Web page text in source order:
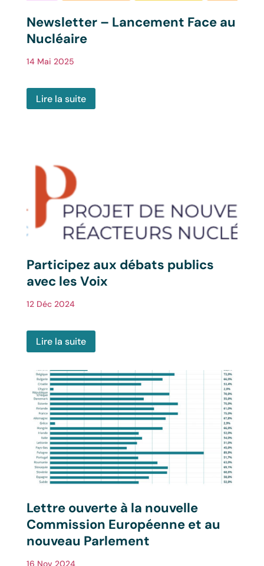
Newsletter – Lancement Face au
Nucléaire
14 Mai 2025
Lire la suite
Participez aux débats publics
avec les Voix
12 Déc 2024
Lire la suite
Lettre ouverte à la nouvelle
Commission Européenne et au
nouveau Parlement
16 Nov 2024